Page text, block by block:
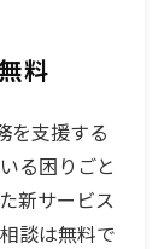
料
を支援する
る困りごと
新サービス
談は無料で